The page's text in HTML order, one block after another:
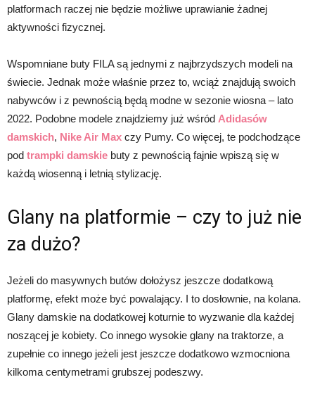
platformach raczej nie będzie możliwe uprawianie żadnej
aktywności fizycznej.
Wspomniane buty FILA są jednymi z najbrzydszych modeli na
świecie. Jednak może właśnie przez to, wciąż znajdują swoich
nabywców i z pewnością będą modne w sezonie wiosna – lato
2022. Podobne modele znajdziemy już wśród Adidasów
damskich, Nike Air Max czy Pumy. Co więcej, te podchodzące
pod trampki damskie buty z pewnością fajnie wpiszą się w
każdą wiosenną i letnią stylizację.
Glany na platformie – czy to już nie
za dużo?
Jeżeli do masywnych butów dołożysz jeszcze dodatkową
platformę, efekt może być powalający. I to dosłownie, na kolana.
Glany damskie na dodatkowej koturnie to wyzwanie dla każdej
noszącej je kobiety. Co innego wysokie glany na traktorze, a
zupełnie co innego jeżeli jest jeszcze dodatkowo wzmocniona
kilkoma centymetrami grubszej podeszwy.